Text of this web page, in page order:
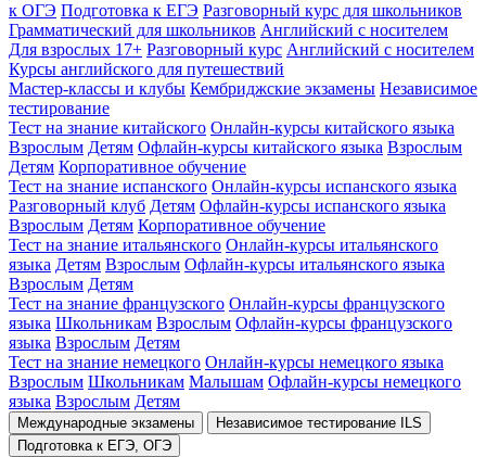
к ОГЭ Подготовка к ЕГЭ Разговорный курс для школьников
Грамматический для школьников Английский с носителем
Для взрослых 17+ Разговорный курс Английский с носителем
Курсы английского для путешествий
Мастер-классы и клубы Кембриджские экзамены Независимое
тестирование
Тест на знание китайского Онлайн-курсы китайского языка
Взрослым Детям Офлайн-курсы китайского языка Взрослым
Детям Корпоративное обучение
Тест на знание испанского Онлайн-курсы испанского языка
Разговорный клуб Детям Офлайн-курсы испанского языка
Взрослым Детям Корпоративное обучение
Тест на знание итальянского Онлайн-курсы итальянского
языка Детям Взрослым Офлайн-курсы итальянского языка
Взрослым Детям
Тест на знание французского Онлайн-курсы французского
языка Школьникам Взрослым Офлайн-курсы французского
языка Взрослым Детям
Тест на знание немецкого Онлайн-курсы немецкого языка
Взрослым Школьникам Малышам Офлайн-курсы немецкого
языка Взрослым Детям
Международные экзамены
Независимое тестирование ILS
Подготовка к ЕГЭ, ОГЭ